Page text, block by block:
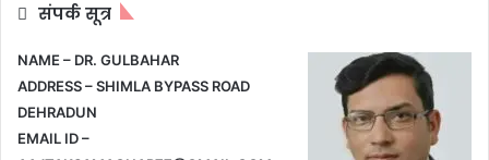
संपर्क सूत्र
NAME – DR. GULBAHAR
ADDRESS – SHIMLA BYPASS ROAD
DEHRADUN
EMAIL ID –